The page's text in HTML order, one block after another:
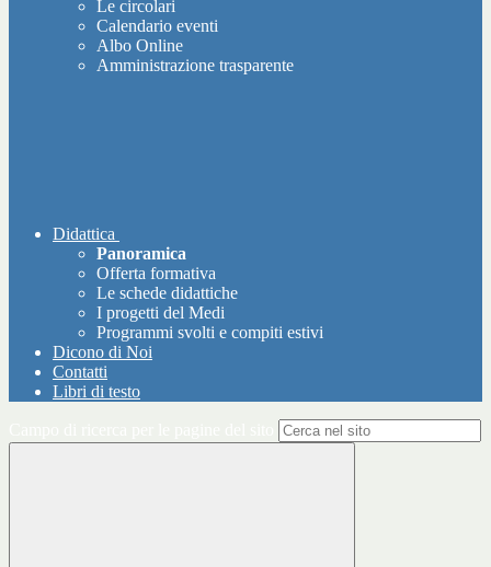
Le circolari
Calendario eventi
Albo Online
Amministrazione trasparente
Didattica
Panoramica
Offerta formativa
Le schede didattiche
I progetti del Medi
Programmi svolti e compiti estivi
Dicono di Noi
Contatti
Libri di testo